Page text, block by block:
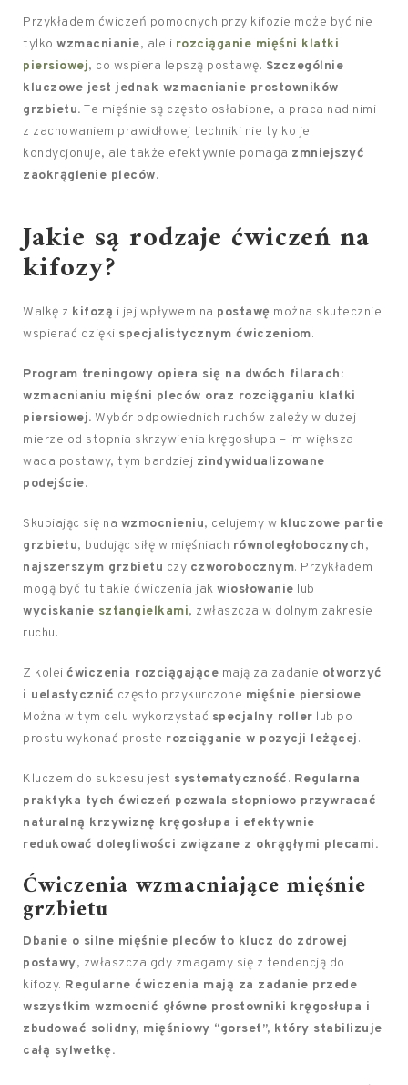
Przykładem ćwiczeń pomocnych przy kifozie może być nie
tylko wzmacnianie, ale i rozciąganie mięśni klatki
piersiowej, co wspiera lepszą postawę. Szczególnie
kluczowe jest jednak wzmacnianie prostowników
grzbietu. Te mięśnie są często osłabione, a praca nad nimi
z zachowaniem prawidłowej techniki nie tylko je
kondycjonuje, ale także efektywnie pomaga zmniejszyć
zaokrąglenie pleców.
Jakie są rodzaje ćwiczeń na
kifozy?
Walkę z kifozą i jej wpływem na postawę można skutecznie
wspierać dzięki specjalistycznym ćwiczeniom.
Program treningowy opiera się na dwóch filarach:
wzmacnianiu mięśni pleców oraz rozciąganiu klatki
piersiowej. Wybór odpowiednich ruchów zależy w dużej
mierze od stopnia skrzywienia kręgosłupa – im większa
wada postawy, tym bardziej zindywidualizowane
podejście.
Skupiając się na wzmocnieniu, celujemy w kluczowe partie
grzbietu, budując siłę w mięśniach równoległobocznych,
najszerszym grzbietu czy czworobocznym. Przykładem
mogą być tu takie ćwiczenia jak wiosłowanie lub
wyciskanie sztangielkami, zwłaszcza w dolnym zakresie
ruchu.
Z kolei ćwiczenia rozciągające mają za zadanie otworzyć
i uelastycznić często przykurczone mięśnie piersiowe.
Można w tym celu wykorzystać specjalny roller lub po
prostu wykonać proste rozciąganie w pozycji leżącej.
Kluczem do sukcesu jest systematyczność. Regularna
praktyka tych ćwiczeń pozwala stopniowo przywracać
naturalną krzywiznę kręgosłupa i efektywnie
redukować dolegliwości związane z okrągłymi plecami.
Ćwiczenia wzmacniające mięśnie
grzbietu
Dbanie o silne mięśnie pleców to klucz do zdrowej
postawy, zwłaszcza gdy zmagamy się z tendencją do
kifozy. Regularne ćwiczenia mają za zadanie przede
wszystkim wzmocnić główne prostowniki kręgosłupa i
zbudować solidny, mięśniowy “gorset”, który stabilizuje
całą sylwetkę.